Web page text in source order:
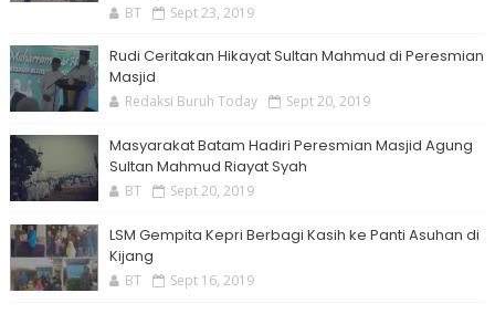
BT Sept 23, 2019
Rudi Ceritakan Hikayat Sultan Mahmud di Peresmian
Masjid
Redaksi Buruh Today Sept 20, 2019
Masyarakat Batam Hadiri Peresmian Masjid Agung
Sultan Mahmud Riayat Syah
BT Sept 20, 2019
LSM Gempita Kepri Berbagi Kasih ke Panti Asuhan di
Kijang
BT Sept 16, 2019